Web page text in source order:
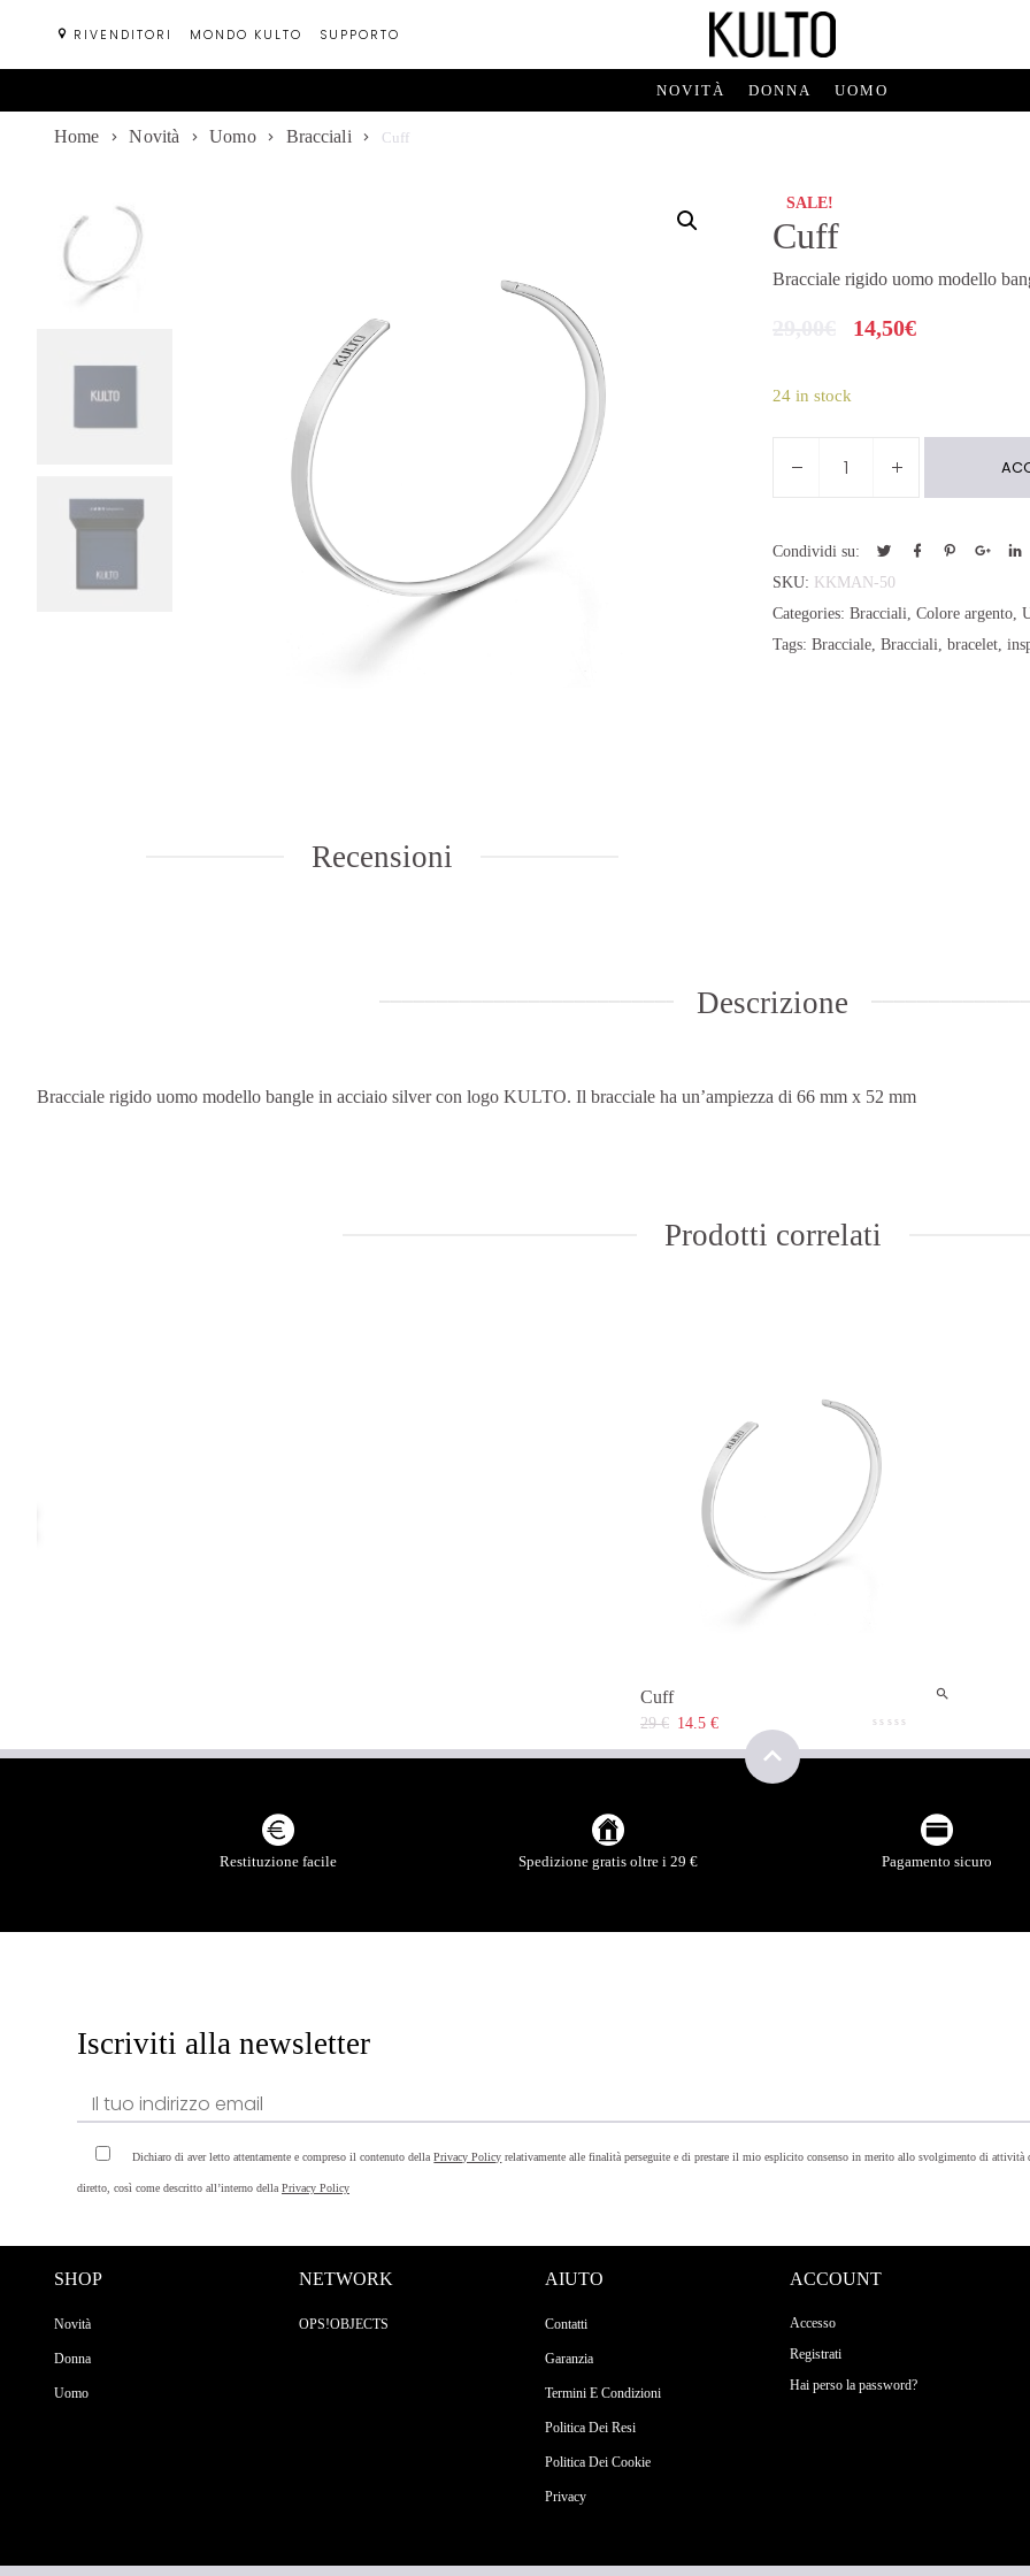
RIVENDITORI MONDO KULTO SUPPORTO
NOVITÀ DONNA UOMO
Home Novità Uomo Bracciali Cuff
Recensioni
SALE!
Cuff
Bracciale rigido uomo modello
14,50€
24 in stock
Condividi su:
SKU: KKMAN-50
Categories: Bracciali, Colore argento,
Tags: Bracciale, Bracciali, bracelet,
Descrizione
Bracciale rigido uomo modello bangle in acciaio silver con logo KULTO. Il bracciale ha un’ampiezza di 66 mm x 52 mm
Prodotti correlati
Cuff
29 € 14.5 €
Restituzione facile Spedizione gratis oltre i 29 € Pagamento sicuro
Iscriviti alla newsletter
Dichiaro di aver letto attentamente e compreso il contenuto dellaPrivacy Policy relativamente alle finalità perseguite e di prestare il mio esplicito consenso in merito allo svolgimento di attività
diretto, così come descritto all’interno della Privacy Policy
SHOP
Novità
Donna
Uomo
NETWORK
OPS!OBJECTS
AIUTO
Contatti
Garanzia
Termini E Condizioni
Politica Dei Resi
Politica Dei Cookie
Privacy
ACCOUNT
Accesso
Registrati
Hai perso la password?